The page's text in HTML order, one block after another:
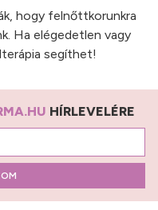
hogy felnőttkorunkra
Ha elégedetlen vagy
segíthet!
HÍRLEVELÉRE